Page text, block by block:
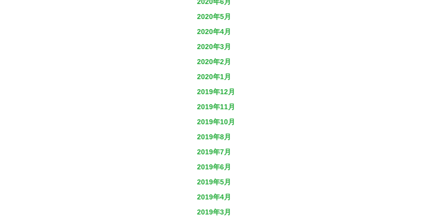
2020年6月
2020年5月
2020年4月
2020年3月
2020年2月
2020年1月
2019年12月
2019年11月
2019年10月
2019年8月
2019年7月
2019年6月
2019年5月
2019年4月
2019年3月